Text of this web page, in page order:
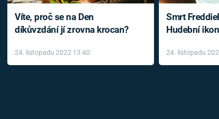
Víte, proč se na Den
díkůvzdání jí zrovna krocan?
24. listopadu 2022 13:40
Smrt
Hudební
léky
24. listopadu